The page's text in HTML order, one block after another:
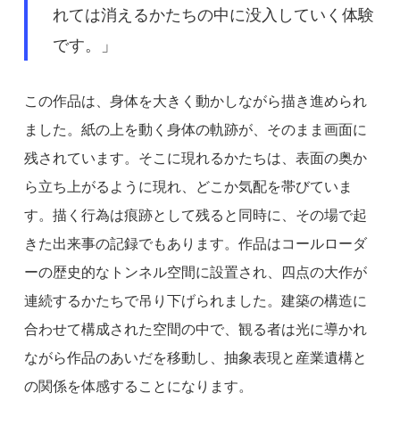
れては消えるかたちの中に没入していく体験
です。」
この作品は、身体を大きく動かしながら描き進められ
ました。紙の上を動く身体の軌跡が、そのまま画面に
残されています。そこに現れるかたちは、表面の奥か
ら立ち上がるように現れ、どこか気配を帯びていま
す。描く行為は痕跡として残ると同時に、その場で起
きた出来事の記録でもあります。作品はコールローダ
ーの歴史的なトンネル空間に設置され、四点の大作が
連続するかたちで吊り下げられました。建築の構造に
合わせて構成された空間の中で、観る者は光に導かれ
ながら作品のあいだを移動し、抽象表現と産業遺構と
の関係を体感することになります。